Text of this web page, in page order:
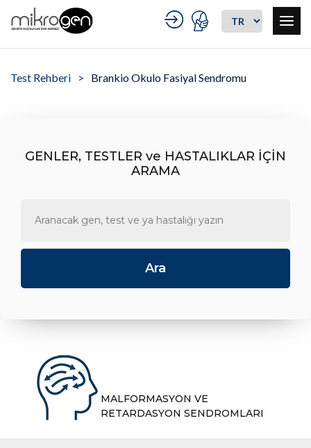
Test Rehberi Brankio Okulo Fasiyal Sendromu
GENLER, TESTLER ve HASTALIKLAR İÇİN
ARAMA
MALFORMASYON VE
RETARDASYON SENDROMLARI